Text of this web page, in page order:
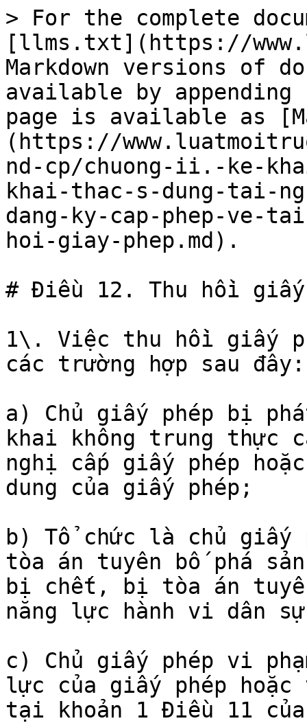
> For the complete
[llms.txt](https://
Markdown versions of
available by
page is available as
(https://
nd-cp/chuong-ii.-ke-
khai-thac-s-dung-tai-
dang-ky-cap-phep-ve-
hoi-giay-phep.md).
# Điều 12. Thu hồi giấy
1\. Việc thu hồi giấy
các trường hợp sau đây:
a) Chủ giấy phép bị
khai không trung thực
nghị cấp giấy phép
dung của giấy phép;
b) Tổ chức là chủ
tòa án tuyên bố phá
bị chết, bị tòa án
năng lực hành vi dân
c) Chủ giấy phép vi
lực của giấy phép
tại khoản 1 Điều 11